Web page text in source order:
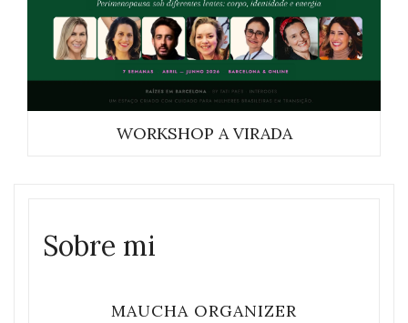
WORKSHOP A VIRADA
Sobre mi
MAUCHA ORGANIZER